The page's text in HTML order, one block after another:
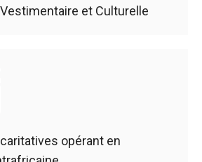
et Culturelle
opérant en